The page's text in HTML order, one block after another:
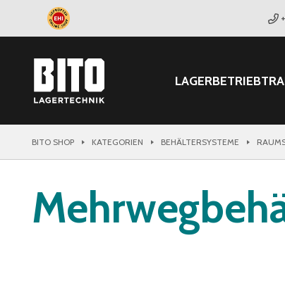
LAGERBETRIEB
BITO SHOP KATEGORIEN BEHÄLTERSYSTEME